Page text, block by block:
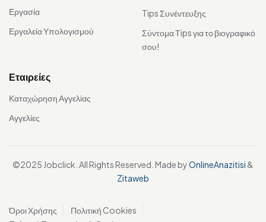
Εργασία
Εργαλεία Υπολογισμού
Tips Συνέντευξης
Σύντομα Τips για το βιογραφικό
σου!
Εταιρείες
Καταχώρηση Αγγελίας
Αγγελίες
©2025 Jobclick. All Rights Reserved. Made byOnlineAnazitisi &
Zitaweb
Όροι Χρήσης
Πολιτική Cookies